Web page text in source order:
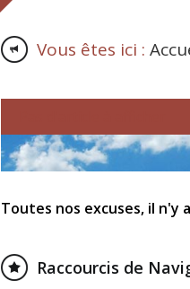
Vous êtes ici :
Toutes nos excuses, il
Raccourcis de